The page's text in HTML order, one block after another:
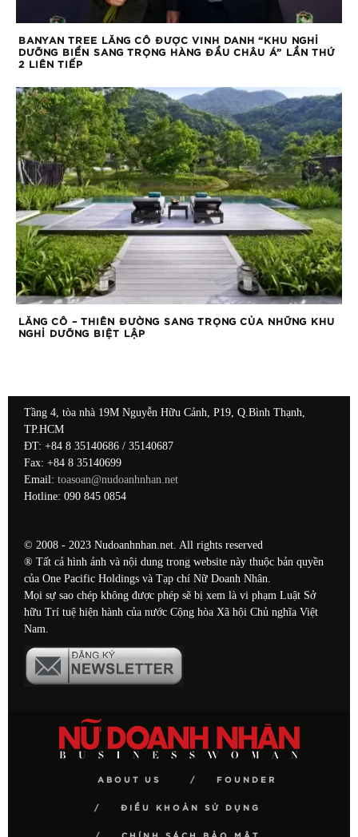
BANYAN TREE LĂNG CÔ ĐƯỢC VINH DANH “KHU NGHỈ
DƯỠNG BIỂN SANG TRỌNG HÀNG ĐẦU CHÂU Á” LẦN THỨ
2 LIÊN TIẾP
LĂNG CÔ – THIÊN ĐƯỜNG SANG TRỌNG CỦA NHỮNG KHU
NGHỈ DƯỠNG BIỆT LẬP
Tầng 4, tòa nhà 19M Nguyễn Hữu Cảnh, P19, Q.Bình Thạnh,
TP.HCM
ĐT: +84 8 35140686 / 35140687
Fax: +84 8 35140699
Email: toasoan@nudoanhnhan.net
Hotline: 090 845 0854
© 2008 - 2023 Nudoanhnhan.net. All rights reserved
® Tất cả hình ảnh và nội dung trong website này thuộc bản quyền
của One Pacific Holdings và Tạp chí Nữ Doanh Nhân.
Mọi sự sao chép không được phép sẽ bị xem là vi phạm Luật Sở
hữu Trí tuệ hiện hành của nước Cộng hòa Xã hội Chủ nghĩa Việt
Nam.
ABOUT US FOUNDER
ĐIỀU KHOẢN SỬ DỤNG